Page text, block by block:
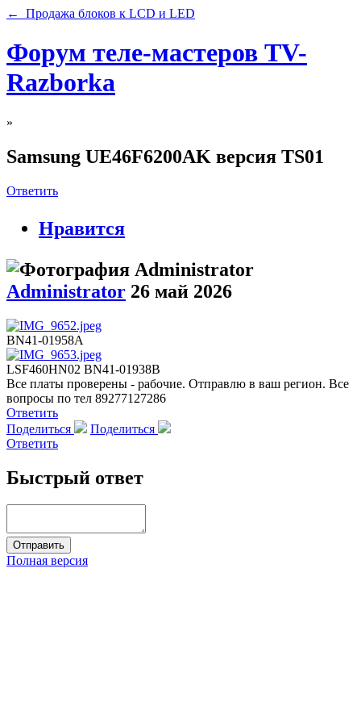
← Продажа блоков к LCD и LED
Форум теле-мастеров TV-
Razborka
»
Samsung UE46F6200AK версия TS01
Ответить
Нравится
Administrator 26 май 2026
BN41-01958A
LSF460HN02 BN41-01938B
Все платы проверены - рабочие. Отправлю в ваш регион. Все
вопросы по тел 89277127286
Ответить
Поделиться
Поделиться
Ответить
Быстрый ответ
Полная версия